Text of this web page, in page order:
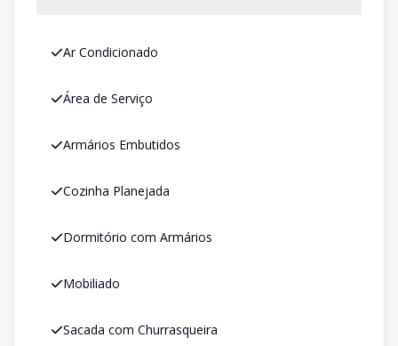
Ar Condicionado
Área de Serviço
Armários Embutidos
Cozinha Planejada
Dormitório com Armários
Mobiliado
Sacada com Churrasqueira